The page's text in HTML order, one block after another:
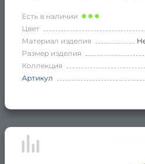
Есть в наличии
Цвет
Материал изделия
Размер изделия
Коллекция
Артикул